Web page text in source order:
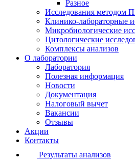
Разное
Исследования методом
Клинико-лабораторные
Микробиологические
Цитологические
Комплексы анализов
О лаборатории
Лаборатория
Полезная информация
Новости
Документация
Налоговый вычет
Вакансии
Отзывы
Акции
Контакты
Результаты анализов